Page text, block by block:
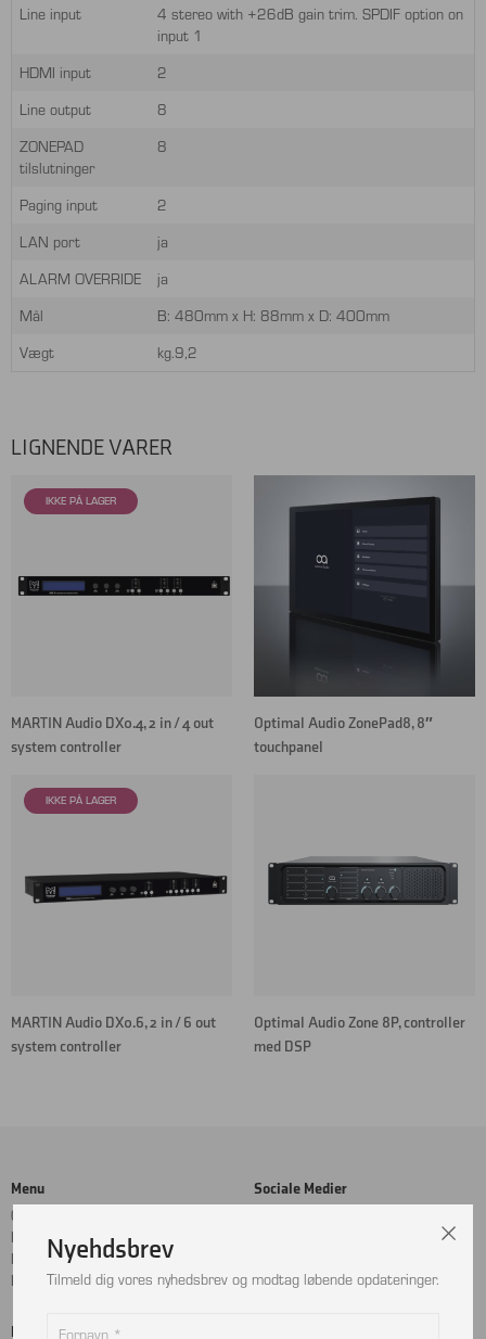
Line input
4 stereo with +26dB gain trim. SPDIF option on
input 1
HDMI input
2
Line output
8
ZONEPAD
tilslutninger
8
Paging input
2
LAN port
ja
ALARM OVERRIDE
ja
Mål
B: 480mm x H: 88mm x D: 400mm
Vægt
kg.9,2
LIGNENDE VARER
MARTIN Audio DX0.4, 2 in / 4 out
system controller
Optimal Audio ZonePad8, 8″
touchpanel
MARTIN Audio DX0.6, 2 in / 6 out
system controller
Optimal Audio Zone 8P, controller
med DSP
Menu
Cookie- og privatlivspolitik
Handelsbetingelser
Kontakt
Returnering
Sociale Medier
Betalingskort
Nyehdsbrev
Tilmeld dig vores nyhedsbrev og modtag løbende opdateringer.